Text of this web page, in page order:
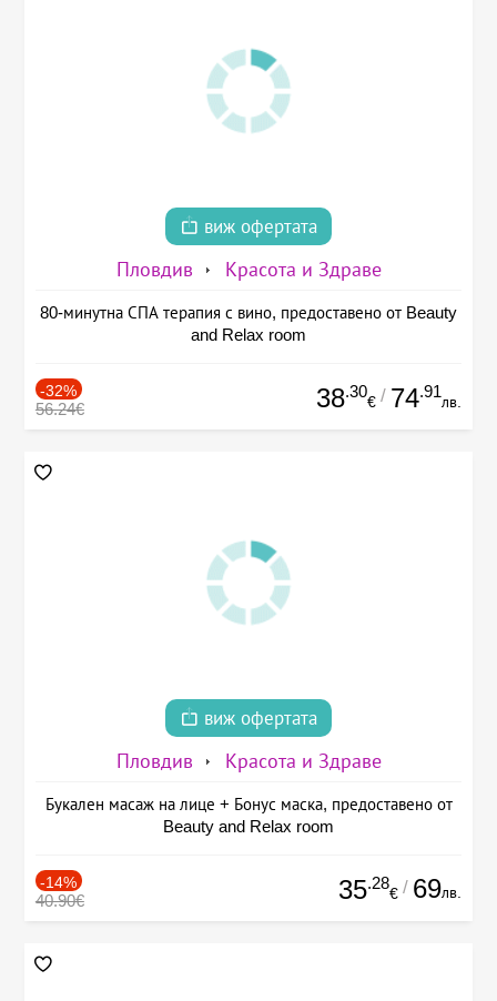
виж офертата
Пловдив Красота и Здраве
80-минутна СПА терапия с вино, предоставено от Beauty
and Relax room
-32%
56.24€ 38.30
€ / 74.91
лв.
виж офертата
Пловдив Красота и Здраве
Букален масаж на лице + Бонус маска, предоставено от
Beauty and Relax room
-14%
40.90€ 35.28
€ / 69лв.